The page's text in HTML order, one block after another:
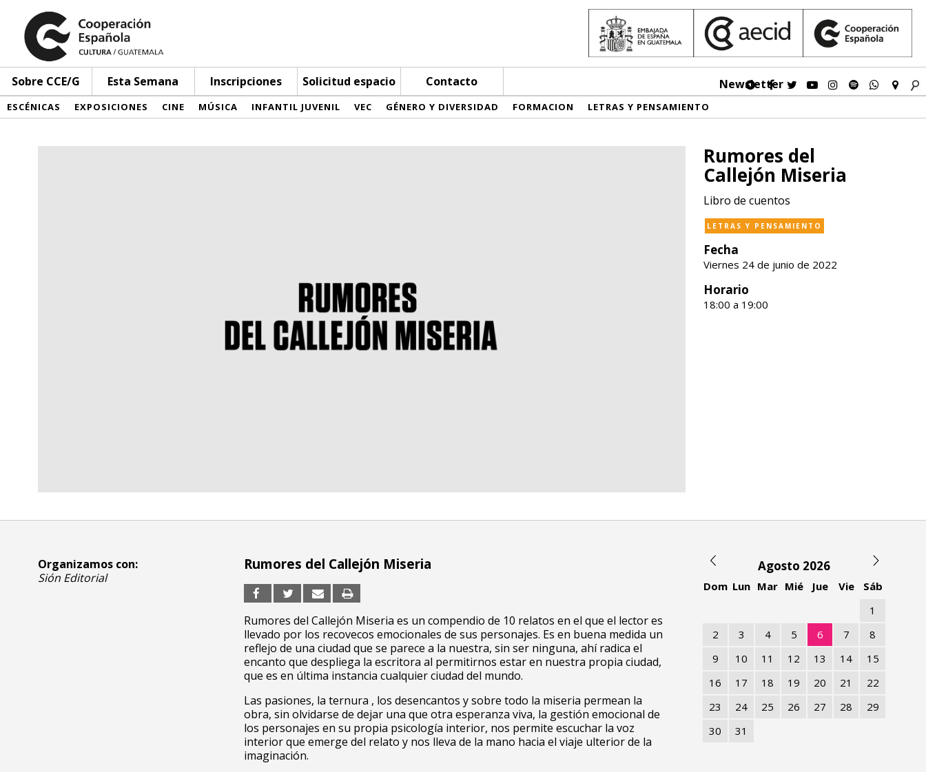
Sobre CCE/G Esta Semana Inscripciones Solicitud espacio Contacto Newsletter
ESCÉNICAS EXPOSICIONES CINE MÚSICA INFANTIL JUVENIL VEC GÉNERO Y DIVERSIDAD FORMACION LETRAS Y PENSAMIENTO
Rumores del
Callejón Miseria
Libro de cuentos
LETRAS Y PENSAMIENTO
Fecha
Viernes 24 de junio de 2022
Horario
18:00 a 19:00
Organizamos con:
Sión Editorial
Rumores del Callejón Miseria
Rumores del Callejón Miseria es un compendio de 10 relatos en el que el lector es
llevado por los recovecos emocionales de sus personajes. Es en buena medida un
reflejo de una ciudad que se parece a la nuestra, sin ser ninguna, ahí radica el
encanto que despliega la escritora al permitirnos estar en nuestra propia ciudad,
que es en última instancia cualquier ciudad del mundo.
Las pasiones, la ternura , los desencantos y sobre todo la miseria permean la
obra, sin olvidarse de dejar una que otra esperanza viva, la gestión emocional de
los personajes en su propia psicología interior, nos permite escuchar la voz
interior que emerge del relato y nos lleva de la mano hacia el viaje ulterior de la
imaginación.
Agosto 2026
Dom Lun Mar Mié Jue Vie
Sáb
1
2
3 4 5 6 7
8
9
10 11 12 13 14
15
16
17 18 19 20 21
22
23
24 25 26 27 28
29
30
31